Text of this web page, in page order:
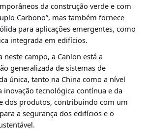
da construção verde e com
Carbono”, mas também fornece
para aplicações emergentes, como
integrada em edifícios.
neste campo, a Canlon está a
generalizada de sistemas de
única, tanto na China como a nível
inovação tecnológica contínua e da
dos produtos, contribuindo com um
a segurança dos edifícios e o